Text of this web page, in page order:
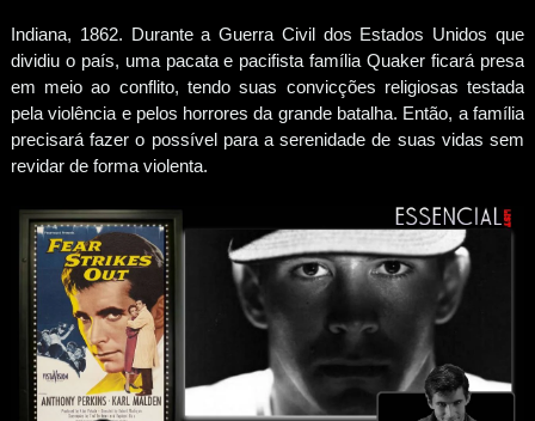
Indiana, 1862. Durante a Guerra Civil dos Estados Unidos que
dividiu o país, uma pacata e pacifista família Quaker ficará presa
em meio ao conflito, tendo suas convicções religiosas testada
pela violência e pelos horrores da grande batalha. Então, a família
precisará fazer o possível para a serenidade de suas vidas sem
revidar de forma violenta.